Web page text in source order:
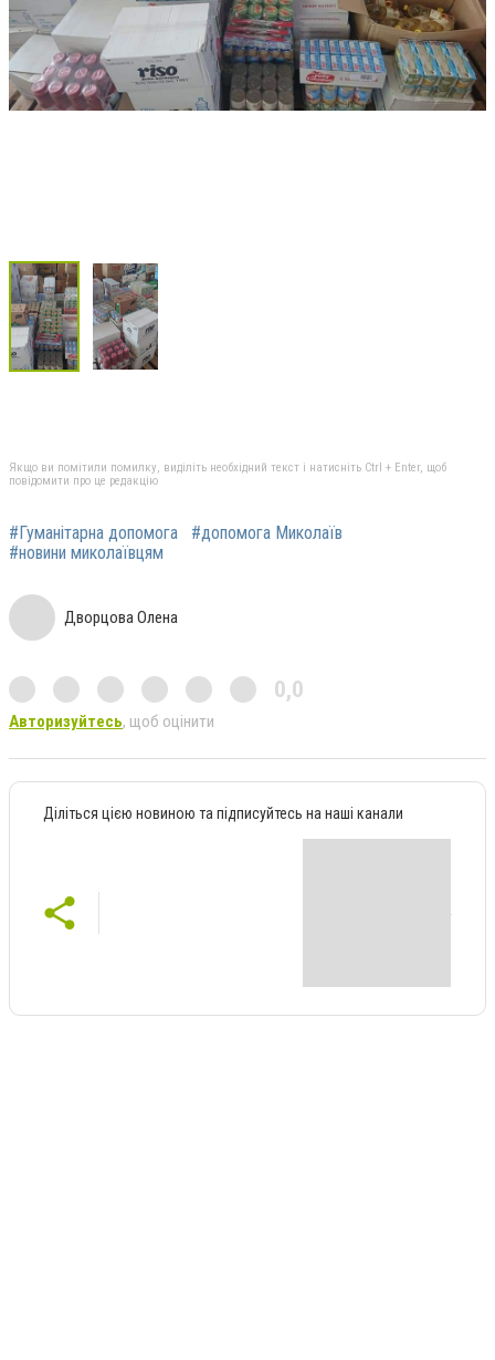
Якщо ви помітили помилку, виділіть необхідний текст і натисніть Ctrl + Enter, щоб
повідомити про це редакцію
#Гуманітарна допомога
#допомога Миколаїв
#новини миколаївцям
Дворцова Олена
0,0
Авторизуйтесь, щоб оцінити
Діліться цією новиною та підписуйтесь на наші канали